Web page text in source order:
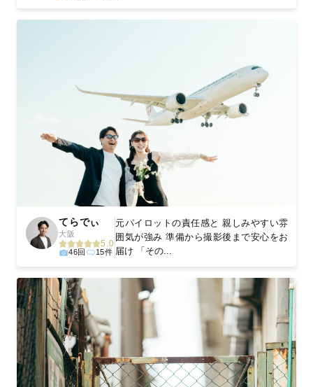
てらでぃ
大阪
5.0
46回 15件
元パイロットの責任感と 親しみやすい雰
囲気が強み 準備から撮影後まで安心をお
届け 「その...